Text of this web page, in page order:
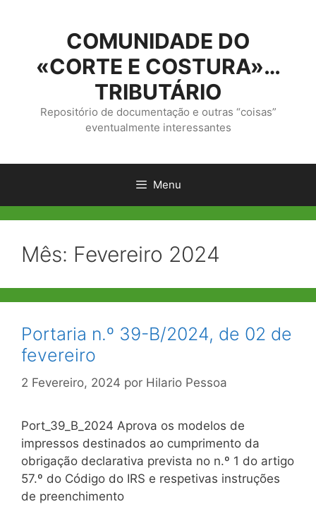
conteúdo
COMUNIDADE DO
«CORTE E COSTURA»…
TRIBUTÁRIO
Repositório de documentação e outras “coisas”
eventualmente interessantes
Menu
Mês: Fevereiro 2024
Portaria n.º 39-B/2024, de 02 de
fevereiro
2 Fevereiro, 2024 por Hilario Pessoa
Port_39_B_2024 Aprova os modelos de
impressos destinados ao cumprimento da
obrigação declarativa prevista no n.º 1 do artigo
57.º do Código do IRS e respetivas instruções
de preenchimento